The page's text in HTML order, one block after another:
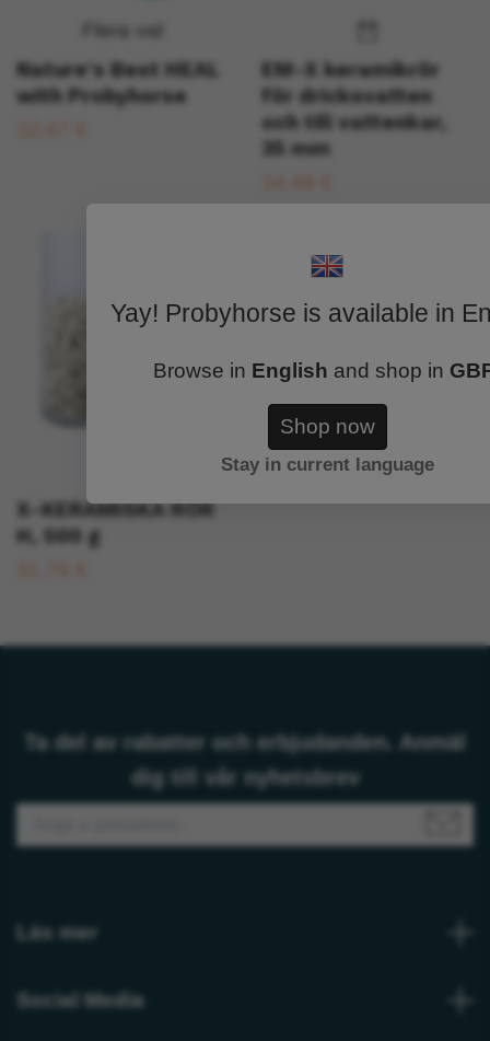
Flera val
Nature's Best HEAL
with Probyhorse
EM-X keramikrör
för dricksvatten
och till vattenkar,
35 mm
X-KERAMISKA RÖR
H, 500 g
Ta del av rabatter och erbjudanden. Anmäl
dig till vår nyhetsbrev
Läs mer
Social Media
Yay! Probyhorse is available in
Browse in English and shop in
Shop now
Stay in current language